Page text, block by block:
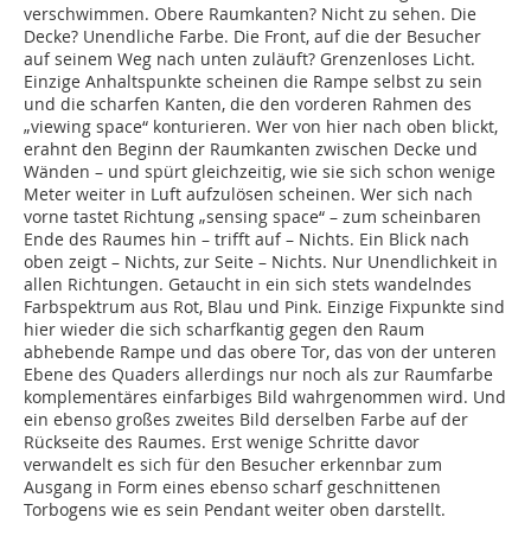
verschwimmen. Obere Raumkanten? Nicht zu sehen. Die
Decke? Unendliche Farbe. Die Front, auf die der Besucher
auf seinem Weg nach unten zuläuft? Grenzenloses Licht.
Einzige Anhaltspunkte scheinen die Rampe selbst zu sein
und die scharfen Kanten, die den vorderen Rahmen des
„viewing space“ konturieren. Wer von hier nach oben blickt,
erahnt den Beginn der Raumkanten zwischen Decke und
Wänden – und spürt gleichzeitig, wie sie sich schon wenige
Meter weiter in Luft aufzulösen scheinen. Wer sich nach
vorne tastet Richtung „sensing space“ – zum scheinbaren
Ende des Raumes hin – trifft auf – Nichts. Ein Blick nach
oben zeigt – Nichts, zur Seite – Nichts. Nur Unendlichkeit in
allen Richtungen. Getaucht in ein sich stets wandelndes
Farbspektrum aus Rot, Blau und Pink. Einzige Fixpunkte sind
hier wieder die sich scharfkantig gegen den Raum
abhebende Rampe und das obere Tor, das von der unteren
Ebene des Quaders allerdings nur noch als zur Raumfarbe
komplementäres einfarbiges Bild wahrgenommen wird. Und
ein ebenso großes zweites Bild derselben Farbe auf der
Rückseite des Raumes. Erst wenige Schritte davor
verwandelt es sich für den Besucher erkennbar zum
Ausgang in Form eines ebenso scharf geschnittenen
Torbogens wie es sein Pendant weiter oben darstellt.